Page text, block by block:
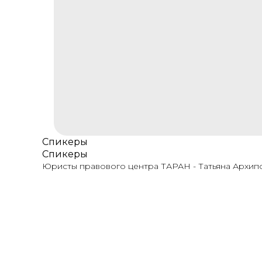
Спикеры
Спикеры
Юристы правового центра ТАРАН - Татьяна